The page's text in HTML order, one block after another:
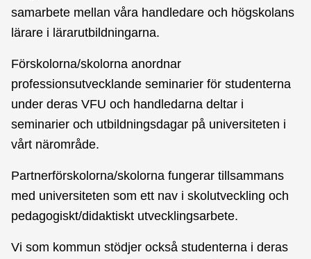
samarbete mellan våra handledare och högskolans
lärare i lärarutbildningarna.
Förskolorna/skolorna anordnar
professionsutvecklande seminarier för studenterna
under deras VFU och handledarna deltar i
seminarier och utbildningsdagar på universiteten i
vårt närområde.
Partnerförskolorna/skolorna fungerar tillsammans
med universiteten som ett nav i skolutveckling och
pedagogiskt/didaktiskt utvecklingsarbete.
Vi som kommun stödjer också studenterna i deras